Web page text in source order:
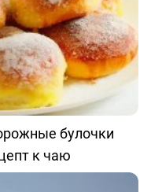
булочки
к чаю